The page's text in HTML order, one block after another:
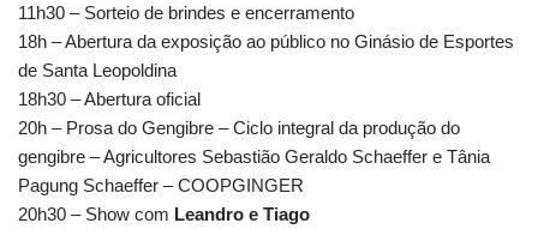
11h30 – Sorteio de brindes e encerramento
18h – Abertura da exposição ao público no Ginásio de Esportes
de Santa Leopoldina
18h30 – Abertura oficial
20h – Prosa do Gengibre – Ciclo integral da produção do
gengibre – Agricultores Sebastião Geraldo Schaeffer e Tânia
Pagung Schaeffer – COOPGINGER
20h30 – Show com Leandro e Tiago